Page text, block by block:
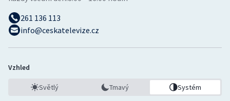
261 136 113
info@ceskatelevize.cz
Vzhled
Světlý Tmavý Systém